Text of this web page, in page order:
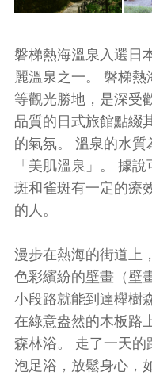
磐梯熱海溫泉入選日
麗溫泉之一。 磐梯
等觀光勝地，是深受
品質的日式旅館點綴
的氣氛。 溫泉的水
「美肌溫泉」。 據
斑和雀斑有一定的療
的人。
漫步在熱海的街道上
色彩繽紛的壁畫（壁
小段路就能到達櫸樹
在綠意盎然的木板路
森林浴。 走了一天
泡足浴，放鬆身心，